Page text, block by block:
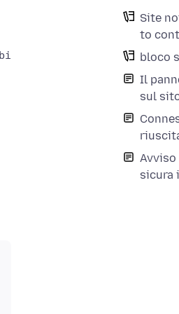
Site
to
bloco
Il
sul
sicura
verificare